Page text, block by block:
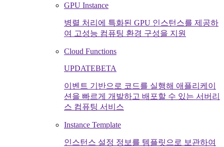
GPU Instance
병렬 처리에 특화된 GPU 인스턴스를 제공하
여 고성능 컴퓨팅 환경 구성을 지원
Cloud Functions
UPDATEBETA
이벤트 기반으로 코드를 실행해 애플리케이
션을 빠르게 개발하고 배포할 수 있는 서버리
스 컴퓨팅 서비스
Instance Template
인스턴스 설정 정보를 템플릿으로 보관하여